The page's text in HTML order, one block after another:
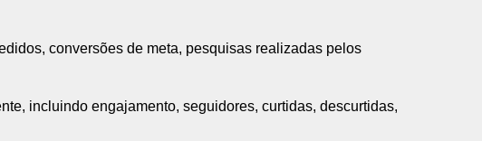
conversões de meta, pesquisas realizadas pelos
incluindo engajamento, seguidores, curtidas, descurtidas,